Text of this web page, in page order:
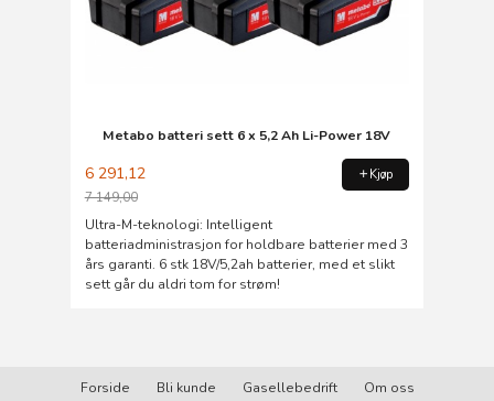
Metabo batteri sett 6 x 5,2 Ah Li-Power 18V
6 291,12
7 149,00
Rabatt
Kjøp
Ultra-M-teknologi: Intelligent
batteriadministrasjon for holdbare batterier med 3
års garanti. 6 stk 18V/5,2ah batterier, med et slikt
sett går du aldri tom for strøm!
Forside Bli kunde Gasellebedrift Om oss